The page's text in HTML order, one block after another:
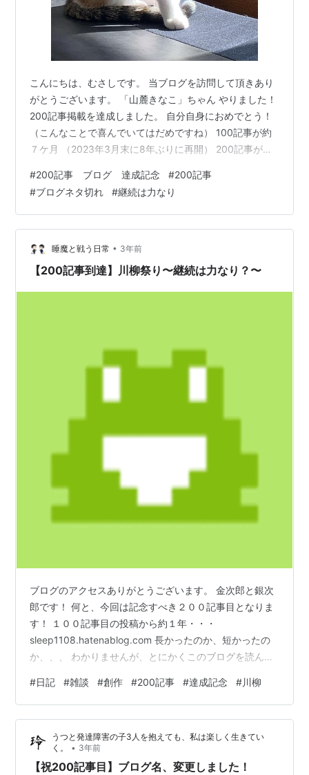
こんにちは、むさしです。 当ブログを訪問して頂きあり
がとうございます。 「山麓きなこ」ちゃん やりました！
200記事掲載を達成しました。 自分自身におめでとう！
（こんなことで喜んでいてはだめですね） 100記事が約
７ケ月 （2023年3月末に8年ぶりに再開） 200記事が約
300記事は5ケ月先（10月頃）でしょうか？ 記事のネタ
に困ることがあります。 ‥‥。 頭の中にある事、思ってい
る事、言いたい事を書こうとすると似た様な事ばかりに
なり 「面白味が無いな‥‥。人の趣味に誰が興味あんね
ん‥‥。困ったな‥‥」 と突っ込みを入れたくなります。…
#200記事 ブログ 達成記念 #200記事
#ブログネタ切れ #継続は力なり
睡魔と戦う日常 • 3年前
【200記事到達】川柳祭り〜継続は力なり？〜
ブログのアクセスありがとうございます。 金次郎と銀次
郎です！ 何と、今回は記念すべき２００記事目となりま
す！ １００記事目の投稿から約１年・・・
sleep1108.hatenablog.com 長かったのか、短かったの
か、、、 わかりませんが、とにかくこのブログを読んで
くことができました。 感謝感謝です！ これからもどうぞ
『睡魔と戦う日常』をよろしくお願いします。 それでは
金次郎と銀次郎の一句の総集編第二弾！！ とくとご覧あ
れ！ 川柳祭りだ．．．👉 【川柳祭り】 100～110 111～
120 121～130 131～140 141～150 …
#日記 #雑談 #創作 #200記事 #達成記念 #川柳
うつと発達障害の子3人を抱えても、私は楽しく生きてい
く。
• 3年前
【祝200記事目】ブログ名、変更しました！